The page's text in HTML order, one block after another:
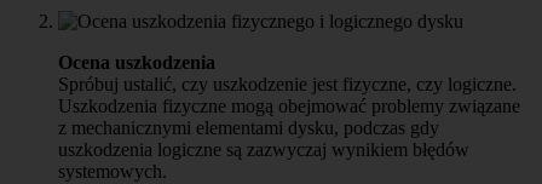
Ocena uszkodzenia
Spróbuj ustalić, czy uszkodzenie jest fizyczne, czy logiczne.
Uszkodzenia fizyczne mogą obejmować problemy związane
z mechanicznymi elementami dysku, podczas gdy
uszkodzenia logiczne są zazwyczaj wynikiem błędów
systemowych.